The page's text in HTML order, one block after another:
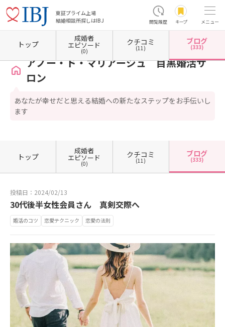
東証プライム上場
結婚相談所探しはIBJ
閲覧履歴 キープ メニュー
ホーム 東京都の結婚相談所 東京都目黒区 アノー・ド・マリアージュ 目黒婚活サロン
アノー・ド・マリアージュ 目黒婚活サ
ロン
あなたが幸せだと思える結婚への新たなステップをお手伝いし
ます
トップ
成婚者
エピソード
(0)
クチコミ
(11)
ブログ
(333)
トップ
成婚者
エピソード
(0)
クチコミ
(11)
ブログ
(333)
投稿日：2024/02/13
30代後半女性会員さん 真剣交際へ
婚活のコツ 恋愛テクニック 恋愛の法則